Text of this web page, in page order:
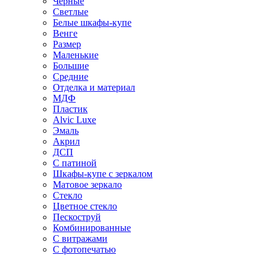
Светлые
Белые шкафы-купе
Венге
Размер
Маленькие
Большие
Средние
Отделка и материал
МДФ
Пластик
Alvic Luxe
Эмаль
Акрил
ДСП
С патиной
Шкафы-купе с зеркалом
Матовое зеркало
Стекло
Цветное стекло
Пескоструй
Комбинированные
С витражами
С фотопечатью